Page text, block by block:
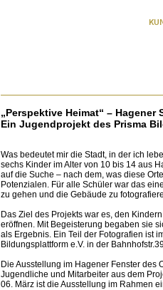
„Perspektive Heimat“ –
Ein Jugendprojekt des Prisma
Was bedeutet mir die Stadt, in der ich
sechs Kinder im Alter von 10 bis 14 aus
auf die Suche – nach dem, was diese
Potenzialen. Für alle Schüler war das
zu gehen und die Gebäude zu
Das Ziel des Projekts war es, den
eröffnen. Mit Begeisterung begaben sie
als Ergebnis. Ein Teil der Fotografien ist
Bildungsplattform e.V. in der
Die Ausstellung im Hagener Fenster des
Jugendliche und Mitarbeiter aus dem
06. März ist die Ausstellung im Rahmen